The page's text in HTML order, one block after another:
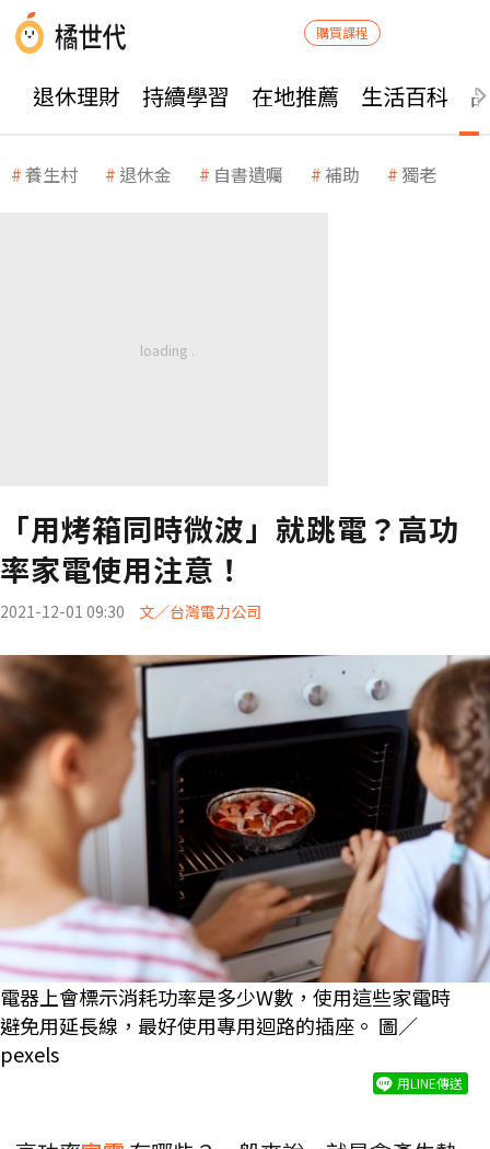
購買課程
退休理財 持續學習 在地推薦 生活百科
養生村 退休金 自書遺囑 補助 獨老
「用烤箱同時微波」就跳電？高功
率家電使用注意！
2021-12-01 09:30 文／台灣電力公司
電器上會標示消耗功率是多少W數，使用這些家電時
避免用延長線，最好使用專用迴路的插座。 圖／
pexels
用LINE傳送